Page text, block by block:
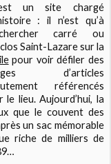
un site chargé
: il n’est qu’à
carré ou
Saint-Lazaresur la
pour voir défiler des
d’articles
référencés
le lieu. Aujourd’hui, la
que le couvent des
un sac mémorable
riche de milliers de